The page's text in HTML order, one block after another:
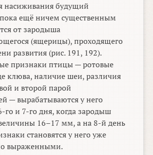
насиживания будущий
ещё ничем существенным
от зародыша
(ящерицы), проходящего
развития (рис. 191, 192).
признаки птицы — ротовые
клюва, наличие шеи, различия
и второй парой
— вырабатываются у него
гои 7-годня, когда зародыш
16–17 мм,а на8-й день
становятся у него уже
выраженными.